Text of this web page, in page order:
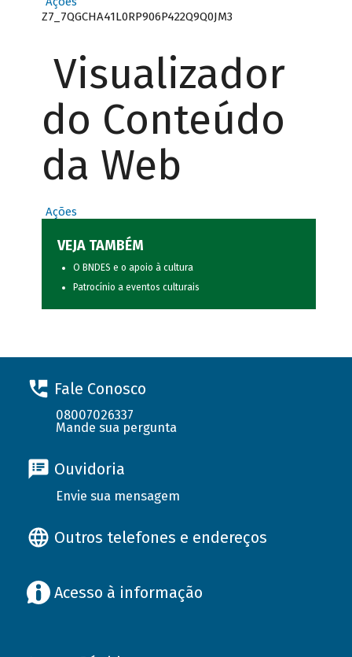
Z7_7QGCHA41L0RP906P422Q9Q0JM3
Visualizador
do Conteúdo
da Web
Ações
VEJA TAMBÉM
O BNDES e o apoio à cultura
Patrocínio a eventos culturais
Fale Conosco
08007026337
Mande sua pergunta
Ouvidoria
Envie sua mensagem
Outros telefones e endereços
Acesso à informação